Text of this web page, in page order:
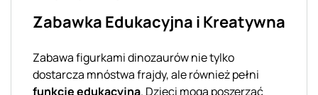
Zabawka Edukacyjna i Kreatywna
Zabawa figurkami dinozaurów nie tylko
dostarcza mnóstwa frajdy, ale również pełni
funkcję edukacyjną. Dzieci mogą poszerzać